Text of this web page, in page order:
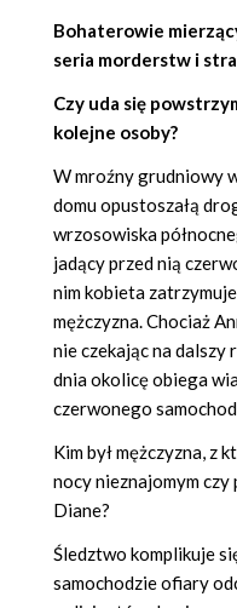
Bohaterowie
seria morderstw i
Czy uda się
kolejne osoby?
W mroźny grudniowy
domu opustoszałą
wrzosowiska
jadący przed nią
nim kobieta
mężczyzna. Chociaż
nie czekając na
dnia okolicę obiega
czerwonego
Kim był mężczyzna, z
nocy nieznajomym czy
Diane?
Śledztwo komplikuje
samochodzie ofiary